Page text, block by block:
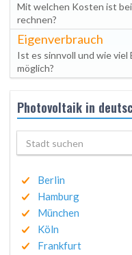
Mit welchen Kosten ist
rechnen?
Eigenverbrauch
Ist es sinnvoll und wie viel
möglich?
Photovoltaik in
Berlin
Hamburg
München
Köln
Frankfurt